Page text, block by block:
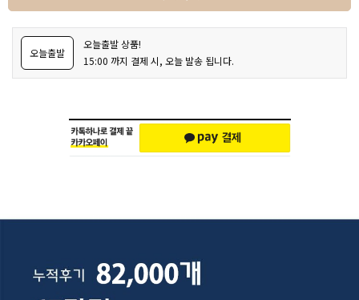
오늘출발
오늘출발 상품!
15:00 까지 결제 시, 오늘 발송 됩니다.